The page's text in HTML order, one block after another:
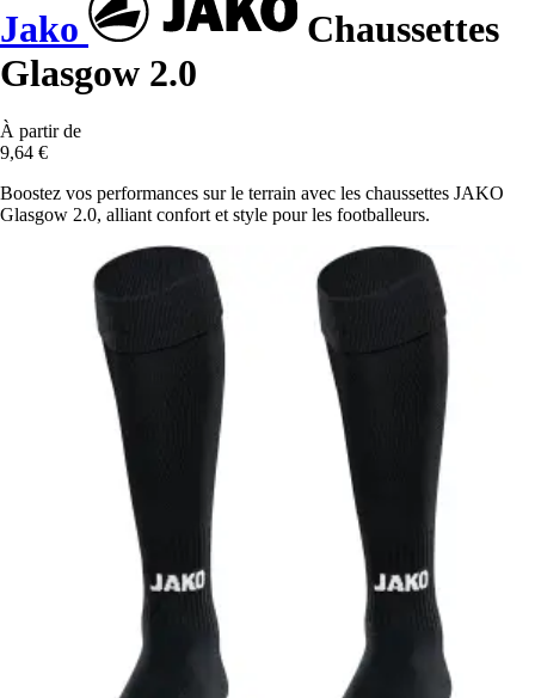
Jako
Chaussettes
Glasgow 2.0
À partir de
9,64 €
Boostez vos performances sur le terrain avec les chaussettes JAKO
Glasgow 2.0, alliant confort et style pour les footballeurs.